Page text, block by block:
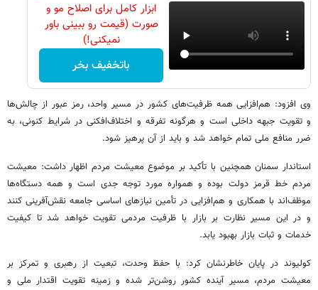
ابزار کامل برای اصلاح مو و
صورت (قیمت رو ببینی باور
نمیکنی!)
باتخفیف بخر
وی افزود: هم‌افزایی همه ظرفیت‌های کشور در مسیر واحد، رمز عبور از چالش‌ها
و تقویت جبهه داخلی است و هرگونه تفرقه و اختلاف‌افکنی در شرایط کنونی، به
ضرر منافع ملی تمام خواهد شد و باید از آن پرهیز شود.
استاندار سمنان همچنین با تأکید بر موضوع معیشت مردم اظهار داشت: معیشت
مردم خط قرمز دولت بوده و همواره مورد توجه جدی است و همه دستگاه‌ها
موظف‌اند با همکاری و هم‌افزایی در تأمین نیازهای اساسی جامعه نقش‌آفرینی کنند
و در این مسیر نظارت بر بازار با ظرفیت مردمی تقویت خواهد شد تا کیفیت
خدمات و ثبات بازار بهبود یابد.
کولیوند در پایان خاطرنشان کرد: با حفظ وحدت، تبعیت از رهبری و تمرکز بر
معیشت مردم، مسیر آینده کشور روشن‌تر شده و زمینه تقویت اقتدار ملی و